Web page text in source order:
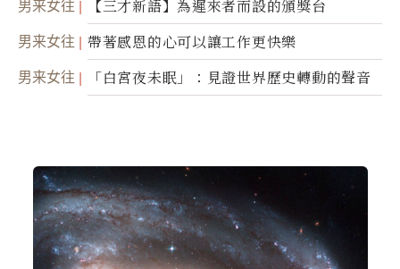
男来女往 【三才新語】為遲來者而設的頒獎台
男来女往 帶著感恩的心可以讓工作更快樂
男来女往 「白宮夜未眠」：見證世界歷史轉動的聲音